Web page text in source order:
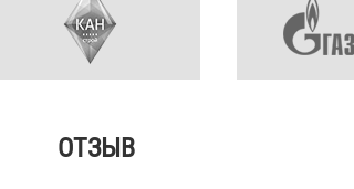
ОТЗЫВ